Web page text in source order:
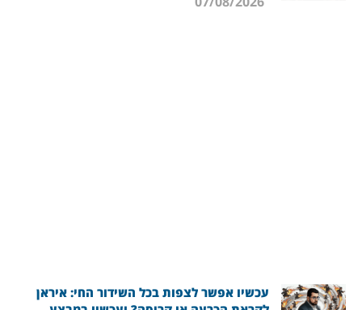
עכשיו אפשר לצפות בכל השידור החי: איראן